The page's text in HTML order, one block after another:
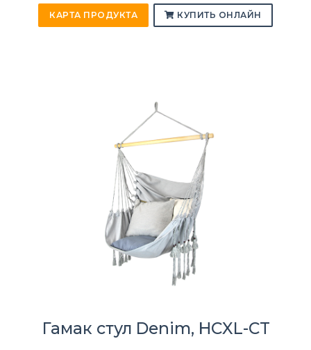
КАРТА ПРОДУКТА КУПИТЬ ОНЛАЙН
Гамак стул Denim, HCXL-CT